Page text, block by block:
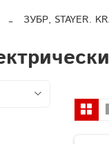
ЗУБР, STAYER.